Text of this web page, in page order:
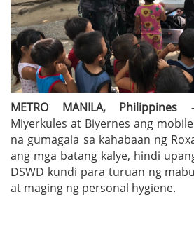
METRO MANILA, Philippines
Miyerkules at Biyernes ang
na gumagala sa kahabaan ng
ang mga batang kalye, hindi
DSWD kundi para turuan ng
at maging ng personal hygiene.